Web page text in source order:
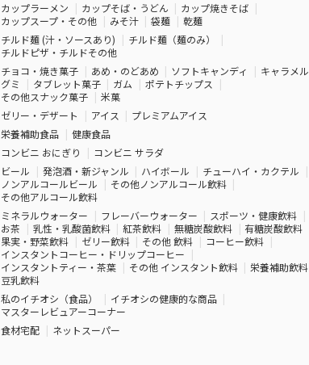
カップラーメン カップそば・うどん
カップ焼きそば
カップスープ・その他
みそ汁 袋麺
乾麺
チルド麺 (汁・ソースあり)
チルド麺（麺のみ）
チルドピザ・チルドその他
チョコ・焼き菓子 あめ・のどあめ ソフトキャンディ
キャラメル
グミ
タブレット菓子 ガム
ポテトチップス
その他スナック菓子
米菓
ゼリー・デザート アイス
プレミアムアイス
栄養補助食品
健康食品
コンビニ おにぎり
コンビニ サラダ
ビール 発泡酒・新ジャンル ハイボール
チューハイ・カクテル
ノンアルコールビール
その他ノンアルコール飲料
その他アルコール飲料
ミネラルウォーター フレーバーウォーター
スポーツ・健康飲料
お茶
乳性・乳酸菌飲料 紅茶飲料 無糖炭酸飲料
有糖炭酸飲料
果実・野菜飲料
ゼリー飲料 その他 飲料
コーヒー飲料
インスタントコーヒー・ドリップコーヒー
インスタントティー・茶葉
その他 インスタント飲料
栄養補助飲料
豆乳飲料
私のイチオシ（食品）
イチオシの健康的な商品
マスターレビュアーコーナー
食材宅配 ネットスーパー